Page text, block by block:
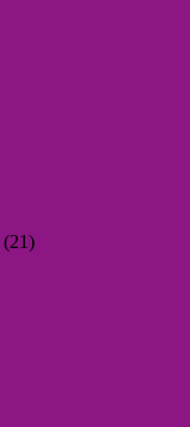
(21)